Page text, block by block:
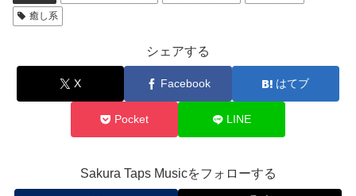
癒し系
シェアする
X Facebook はてブ
Pocket LINE
Sakura Taps Musicをフォローする